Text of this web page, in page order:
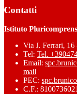
Contatti
Istituto
Via J. Ferrari,
Tel: Tel.
Email:
mail
PEC:
C.F.: